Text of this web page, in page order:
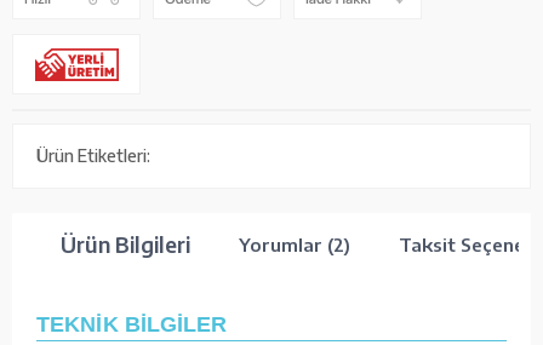
Ürün Etiketleri:
Ürün Bilgileri Yorumlar (2) Taksit
TEKNİK BİLGİLER